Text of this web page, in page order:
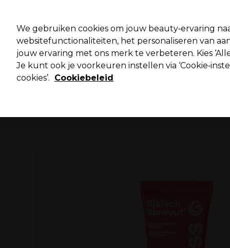
Merken Deals ⭐ Haar Elektra
Volgende dag geleverd*
We gebruiken cookies om jouw beauty‑ervaring
websitefunctionaliteiten, het personaliseren van
jouw ervaring met ons merk te verbeteren. Kies
Je kunt ook je voorkeuren instellen via
cookies’. Cookiebeleid